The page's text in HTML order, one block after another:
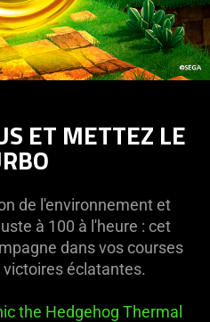
ET METTEZ LE
de l'environnement et
à 100 à l'heure : cet
dans vos courses
éclatantes.
the Hedgehog Thermal